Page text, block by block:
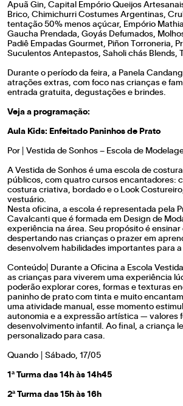
Apuã Gin, Capital Empório Queijos
Brico, Chimichurri Costumes Argentinas,
tentação 50% menos açúcar, Empório
Gaucha Prendada, Goyás Defumados,
Padiê Empadas Gourmet, Piñon Torroneria,
Suculentos Antepastos, Saholi chás Blends,
Durante o período da feira, a Panela
atrações extras, com foco nas crianças e
entrada gratuita, degustações e brindes.
Veja a programação:
Aula Kids: Enfeitado Paninhos de Prato
Por | Vestida de Sonhos – Escola de
A Vestida de Sonhos é uma escola de
públicos, com quatro cursos encantadores:
costura criativa, bordado e o Look
vestuário.
Nesta oficina, a escola é representada pela
Cavalcanti que é formada em Design de
experiência na área. Seu propósito é ensinar
despertando nas crianças o prazer em
desenvolvem habilidades importantes para a
Conteúdo| Durante a Oficina a Escola
as crianças para viverem uma experiência
poderão explorar cores, formas e texturas
paninho de prato com tinta e muito
uma atividade manual, esse momento
autonomia e a expressão artística — valores
desenvolvimento infantil. Ao final, a criança
personalizado para casa.
Quando | Sábado, 17/05
1ª Turma das 14h às 14h45
2ª Turma das 15h às 16h